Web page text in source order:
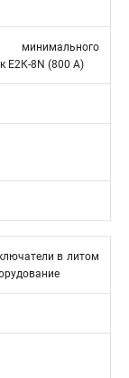
Е2К-8N (800 А)
в литом